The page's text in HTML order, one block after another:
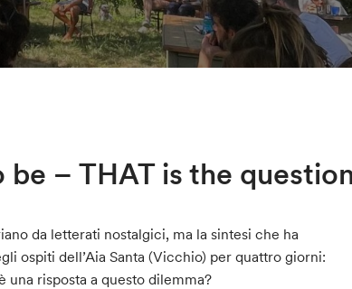
be – THAT is the
da letterati nostalgici, ma la sintesi che ha
ospiti dell’Aia Santa (Vicchio) per quattro giorni:
una risposta a questo dilemma?